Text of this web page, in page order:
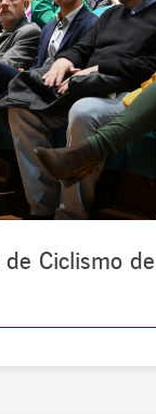
Ciclismo de